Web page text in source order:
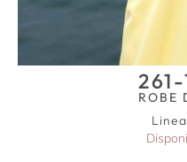
ROBE